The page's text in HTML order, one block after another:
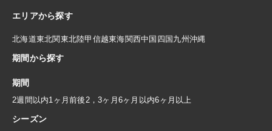
エリアから探す
北海道東北関東北陸甲信越東海関西中国 四国 九州 沖縄
期間から探す
期間
2週間以内1ヶ月前後2，3ヶ月 6ヶ月以内6ヶ月以上
シーズン